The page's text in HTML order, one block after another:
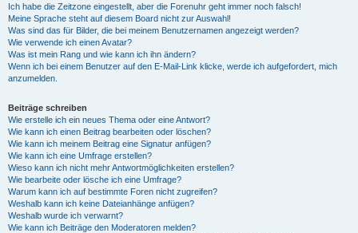
Ich habe die Zeitzone eingestellt, aber die Forenuhr geht immer noch falsch!
Meine Sprache steht auf diesem Board nicht zur Auswahl!
Was sind das für Bilder, die bei meinem Benutzernamen angezeigt werden?
Wie verwende ich einen Avatar?
Was ist mein Rang und wie kann ich ihn ändern?
Wenn ich bei einem Benutzer auf den E-Mail-Link klicke, werde ich aufgefordert, mich
anzumelden.
Beiträge schreiben
Wie erstelle ich ein neues Thema oder eine Antwort?
Wie kann ich einen Beitrag bearbeiten oder löschen?
Wie kann ich meinem Beitrag eine Signatur anfügen?
Wie kann ich eine Umfrage erstellen?
Wieso kann ich nicht mehr Antwortmöglichkeiten erstellen?
Wie bearbeite oder lösche ich eine Umfrage?
Warum kann ich auf bestimmte Foren nicht zugreifen?
Weshalb kann ich keine Dateianhänge anfügen?
Weshalb wurde ich verwarnt?
Wie kann ich Beiträge den Moderatoren melden?